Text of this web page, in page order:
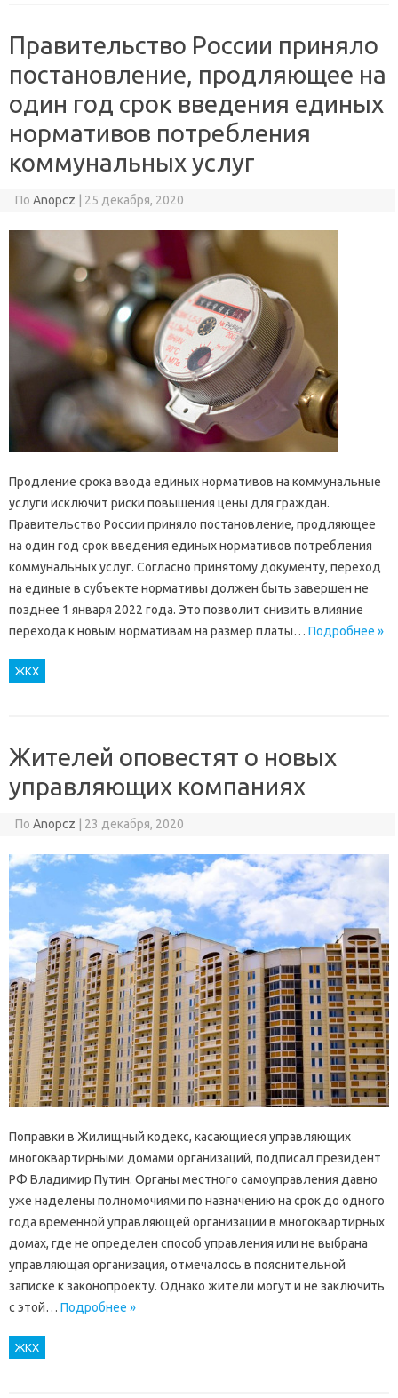
Правительство России приняло
постановление, продляющее на
один год срок введения единых
нормативов потребления
коммунальных услуг
По Anopcz 25 декабря, 2020
Продление срока ввода единых нормативов на коммунальные
услуги исключит риски повышения цены для граждан.
Правительство России приняло постановление, продляющее
на один год срок введения единых нормативов потребления
коммунальных услуг. Согласно принятому документу, переход
на единые в субъекте нормативы должен быть завершен не
позднее 1 января 2022 года. Это позволит снизить влияние
перехода к новым нормативам на размер платы… Подробнее »
ЖКХ
Жителей оповестят о новых
управляющих компаниях
По Anopcz 23 декабря, 2020
Поправки в Жилищный кодекс, касающиеся управляющих
многоквартирными домами организаций, подписал президент
РФ Владимир Путин. Органы местного самоуправления давно
уже наделены полномочиями по назначению на срок до одного
года временной управляющей организации в многоквартирных
домах, где не определен способ управления или не выбрана
управляющая организация, отмечалось в пояснительной
записке к законопроекту. Однако жители могут и не заключить
с этой… Подробнее »
ЖКХ